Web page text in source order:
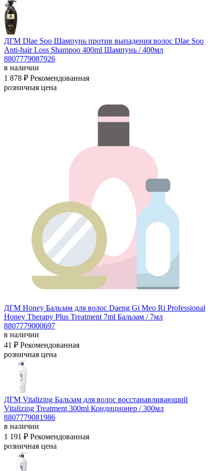
ДГМ Dlae Soo Шампунь против выпадения волос Dlae Soo
Anti-hair Loss Shampoo 400ml Шампунь / 400мл
8807779087926
в наличии
1 878 ₽ Рекомендованная
розничная цена
ДГМ Honey Бальзам для волос Daeng Gi Meo Ri Professional
Honey Therapy Plus Treatment 7ml Бальзам / 7мл
8807779000697
в наличии
41 ₽ Рекомендованная
розничная цена
ДГМ Vitalizing Бальзам для волос восстанавливающий
Vitalizing Treatment 300ml Кондиционер / 300мл
8807779081986
в наличии
1 191 ₽ Рекомендованная
розничная цена